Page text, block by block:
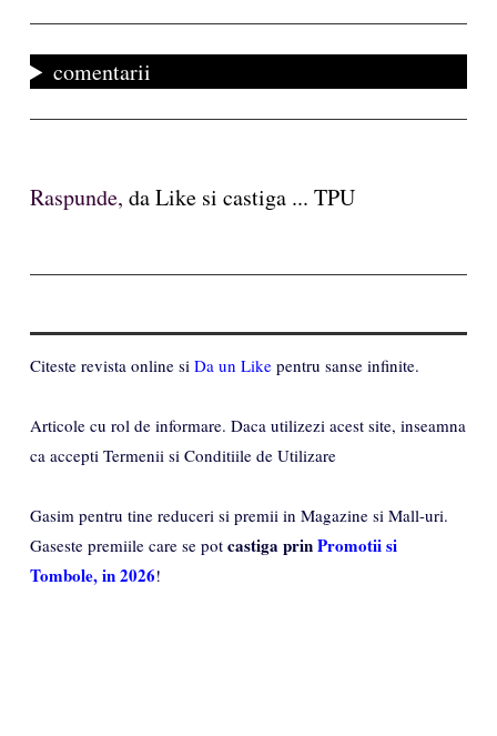
comentarii
Raspunde, da Like si castiga ... TPU
Citeste revista online si Da un Like pentru sanse infinite.
Articole cu rol de informare. Daca utilizezi acest site, inseamna
ca accepti Termenii si Conditiile de Utilizare
Gasim pentru tine reduceri si premii in Magazine si Mall-uri.
Gaseste premiile care se pot castiga prinPromotii si
Tombole, in 2026!